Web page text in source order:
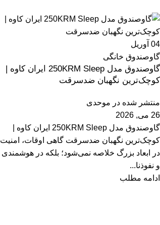
04 آوریل
گاوصندوق خانگی
گاوصندوق مدل 250KRM Sleep ایران کاوه |
کوچک‌ترین نگهبان ضدسرقت
منتشر شده در موحدی
26 می, 2026
گاوصندوق مدل 250KRM Sleep ایران کاوه |
کوچک‌ترین نگهبان ضدسرقت گاهی اوقات، امنیت
در ابعاد بزرگ خلاصه نمی‌شود؛ بلکه در هوشمندی
و نفوذنا...
ادامه مطلب